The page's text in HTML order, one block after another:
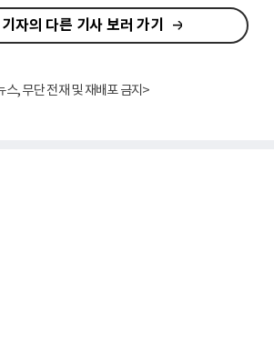
자의 다른 기사 보러 가기
, 무단 전재 및 재배포 금지>